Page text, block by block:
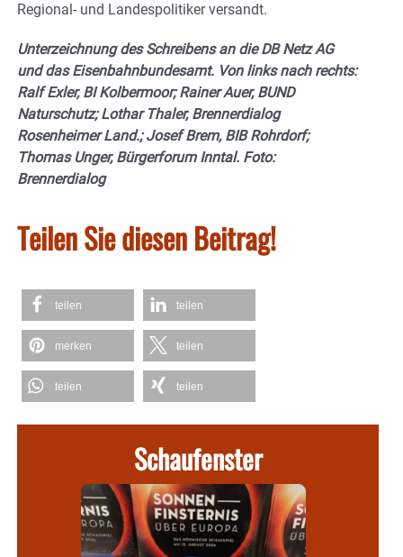
Regional- und Landespolitiker versandt.
Unterzeichnung des Schreibens an die DB Netz AG
und das Eisenbahnbundesamt. Von links nach rechts:
Ralf Exler, BI Kolbermoor; Rainer Auer, BUND
Naturschutz; Lothar Thaler, Brennerdialog
Rosenheimer Land.; Josef Brem, BIB Rohrdorf;
Thomas Unger, Bürgerforum Inntal. Foto:
Brennerdialog
Teilen Sie diesen Beitrag!
teilen teilen
merken teilen
teilen teilen
Schaufenster